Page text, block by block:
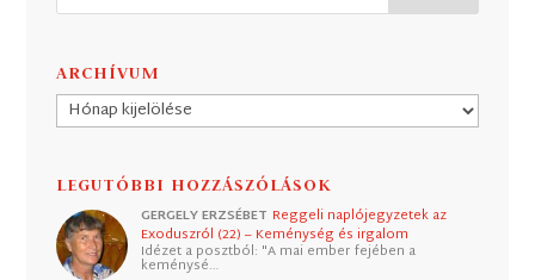
ARCHÍVUM
Archívum
LEGUTÓBBI HOZZÁSZÓLÁSOK
GERGELY ERZSÉBET Reggeli naplójegyzetek az
Exoduszról (22) – Keménység és irgalom
Idézet a posztból: "A mai ember fejében a
keménysé…